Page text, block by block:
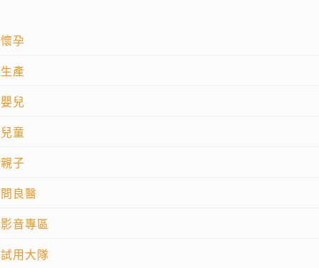
懷孕
生產
嬰兒
兒童
親子
問良醫
影音專區
試用大隊